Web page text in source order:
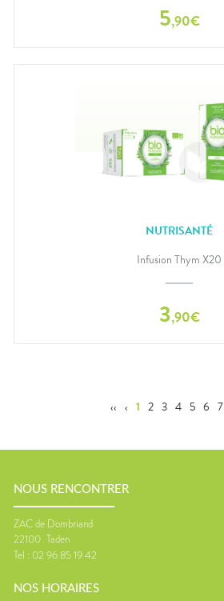
5,90€
NUTRISANTÉ
Infusion Thym X20
3,90€
‹‹ ‹ 1 2 3 4 5 6 7
NOUS RENCONTRER
ZAC de Dombriand
22100 Taden
Tel : 02 96 85 19 42
NOS HORAIRES